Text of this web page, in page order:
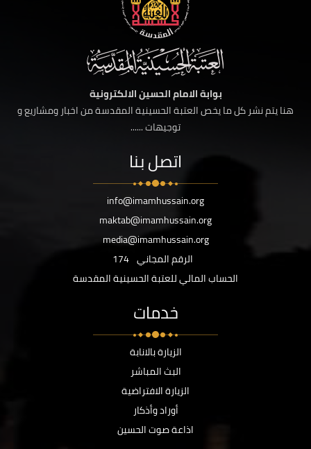
بوابة الامام الحسين الالكترونية
هنا يتم نشر كل ما يخص العتبة الحسينية المقدسة من اخبار ومشاريع و
توجيهات ......
اتصل بنا
info@imamhussain.org
maktab@imamhussain.org
media@imamhussain.org
الرقم المجاني 174
الحساب المالي للعتبة الحسينية المقدسة
خدمات
الزيارة بالانابة
البث المباشر
الزيارة الافتراضية
أوراد وأذكار
اذاعة صوت الحسين